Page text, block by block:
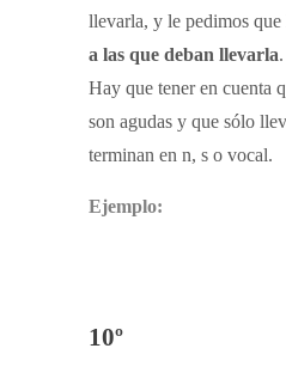
llevarla, y le pedimos que
a las que deban llevarla.
Hay que tener en cuenta
son agudas y que sólo
terminan en n, s o vocal.
Ejemplo:
10º